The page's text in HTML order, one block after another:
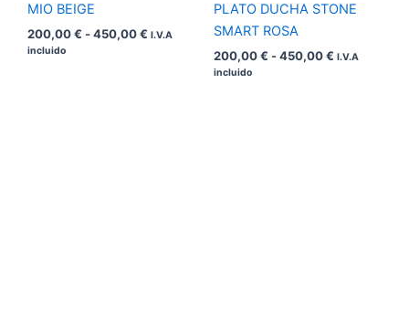
MIO BEIGE
200,00€ -450,00€ I.V.A
incluido
PLATO DUCHA STONE
SMART ROSA
200,00€ -450,00€ I.V.A
incluido